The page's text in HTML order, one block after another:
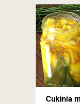
Cukinia